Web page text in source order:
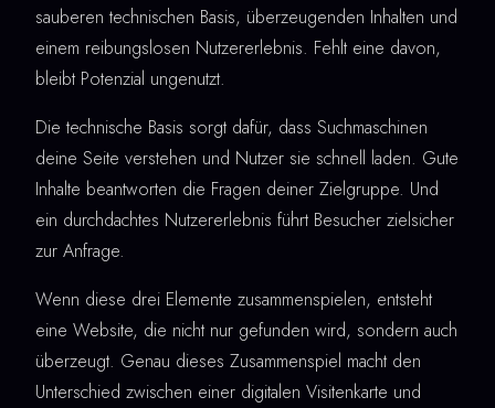
sauberen technischen Basis, überzeugenden Inhalten und
einem reibungslosen Nutzererlebnis. Fehlt eine davon,
bleibt Potenzial ungenutzt.
Die technische Basis sorgt dafür, dass Suchmaschinen
deine Seite verstehen und Nutzer sie schnell laden. Gute
Inhalte beantworten die Fragen deiner Zielgruppe. Und
ein durchdachtes Nutzererlebnis führt Besucher zielsicher
zur Anfrage.
Wenn diese drei Elemente zusammenspielen, entsteht
eine Website, die nicht nur gefunden wird, sondern auch
überzeugt. Genau dieses Zusammenspiel macht den
Unterschied zwischen einer digitalen Visitenkarte und